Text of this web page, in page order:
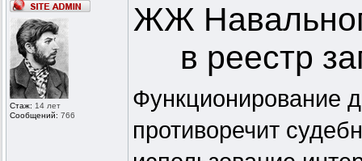
Стаж: 14 лет
Сообщений: 766
ЖЖ
в реестр
Функционирование
противоречит